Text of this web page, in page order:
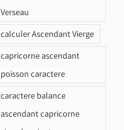
Verseau
calculer Ascendant Vierge
capricorne ascendant
poisson caractere
caractere balance
ascendant capricorne